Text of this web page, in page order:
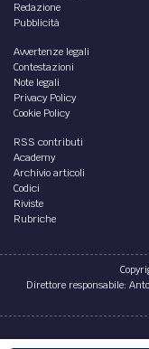
Redazione
Pubblicità
Avvertenze legali
Contestazioni
Note legali
Privacy Policy
Cookie Policy
RSS contributi
Academy
Archivio articoli
Codici
Riviste
Rubriche
Direttore responsabile: